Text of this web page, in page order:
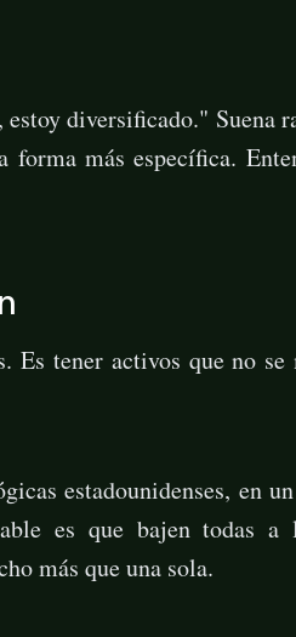
diversificado." Suena
más específica.
tener activos que no se
estadounidenses, en
es que bajen todas
más que una sola.